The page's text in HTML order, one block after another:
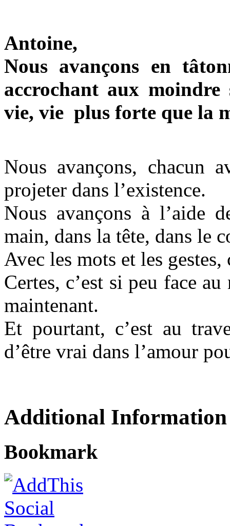
Antoine,
Nous avançons en
accrochant aux moindre
vie, vie plus forte que la
Nous avançons,
projeter dans l’existence.
Nous avançons à l’aide
main, dans la tête, dans le
Avec les mots et les
Certes, c’est si peu face
maintenant.
Et pourtant, c’est au
d’être vrai dans l’amour
Additional Information
Bookmark